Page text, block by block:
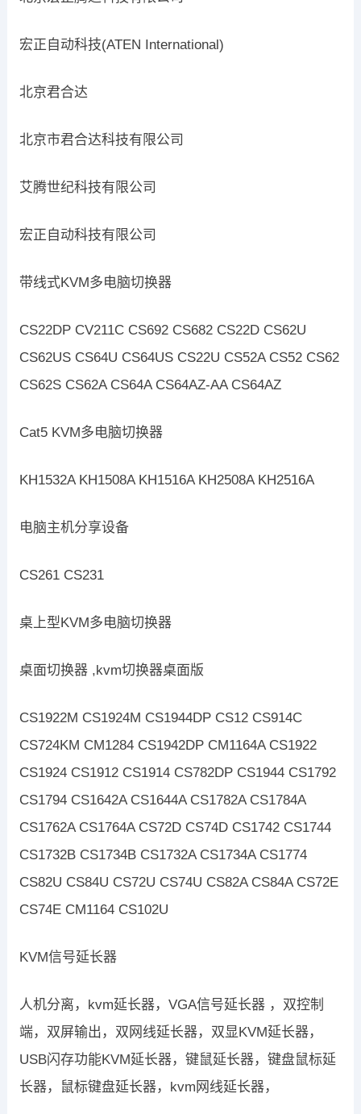
宏正自动科技(ATEN International)
北京君合达
北京市君合达科技有限公司
艾腾世纪科技有限公司
宏正自动科技有限公司
带线式KVM多电脑切换器
CS22DP CV211C CS692 CS682 CS22D CS62U
CS62US CS64U CS64US CS22U CS52A CS52 CS62
CS62S CS62A CS64A CS64AZ-AA CS64AZ
Cat5 KVM多电脑切换器
KH1532A KH1508A KH1516A KH2508A KH2516A
电脑主机分享设备
CS261 CS231
桌上型KVM多电脑切换器
桌面切换器 ,kvm切换器桌面版
CS1922M CS1924M CS1944DP CS12 CS914C
CS724KM CM1284 CS1942DP CM1164A CS1922
CS1924 CS1912 CS1914 CS782DP CS1944 CS1792
CS1794 CS1642A CS1644A CS1782A CS1784A
CS1762A CS1764A CS72D CS74D CS1742 CS1744
CS1732B CS1734B CS1732A CS1734A CS1774
CS82U CS84U CS72U CS74U CS82A CS84A CS72E
CS74E CM1164 CS102U
KVM信号延长器
人机分离，kvm延长器，VGA信号延长器 ，双控制
端，双屏输出，双网线延长器，双显KVM延长器，
USB闪存功能KVM延长器，键鼠延长器，键盘鼠标延
长器，鼠标键盘延长器，kvm网线延长器，